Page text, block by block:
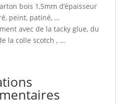
bois 1,5mm d’épaisseur
peint, patiné, …
avec de la tacky glue, du
la colle scotch , …